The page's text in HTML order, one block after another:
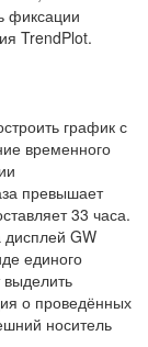
фиксации
TrendPlot.
график с
временного
превышает
33 часа.
дисплей GW
единого
о проведённых
носитель